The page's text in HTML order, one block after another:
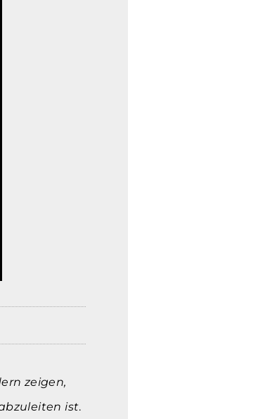
zeigen,
ist.